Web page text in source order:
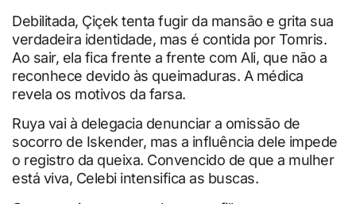
Debilitada, Çiçek tenta fugir da mansão e grita sua
verdadeira identidade, mas é contida por Tomris.
Ao sair, ela fica frente a frente com Ali, que não a
reconhece devido às queimaduras. A médica
revela os motivos da farsa.
Ruya vai à delegacia denunciar a omissão de
socorro de Iskender, mas a influência dele impede
o registro da queixa. Convencido de que a mulher
está viva, Celebi intensifica as buscas.